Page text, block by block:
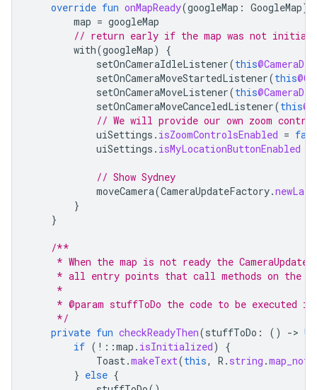
override fun onMapReady(googleMap : GoogleMap)
map = googleMap
// return early if the map was not
with(googleMap)
{
setOnCameraIdleListener(this
setOnCameraMoveStartedListener(this
setOnCameraMoveListener(this
setOnCameraMoveCanceledListener(this
// We will provide our own zoom
uiSettings . isZoomControlsEnabled =
uiSettings . isMyLocationButtonEnabled
// Show Sydney
moveCamera(CameraUpdateFactory.
}
}
/**
* When the map is not ready the
* all entry points that call methods on the
     *
* @param stuffToDo the code to be executed
     */
private fun checkReadyThen(stuffToDo : () ->
if ( !::map . isInitialized)
{
Toast.makeText(this, R . string .
} else {